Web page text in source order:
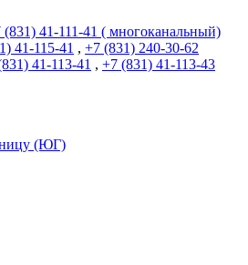
(831) 41-111-41 ( многоканальный)
41-115-41 , +7 (831) 240-30-62
41-113-41 , +7 (831) 41-113-43
(ЮГ)